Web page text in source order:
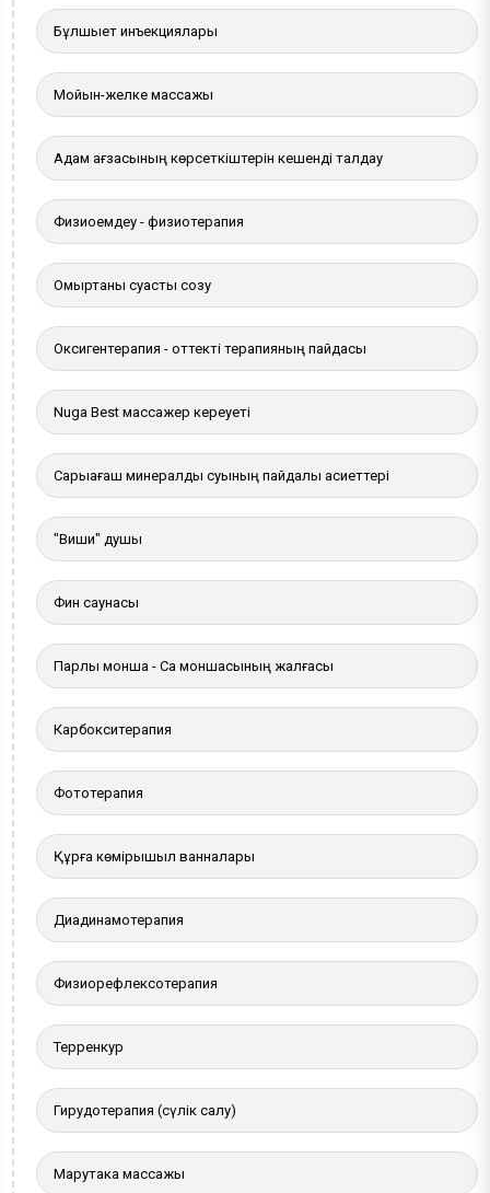
Бұлшықет инъекциялары
Мойын-желке массажы
Адам ағзасының көрсеткіштерін кешенді талдау
Физиоемдеу - физиотерапия
Омыртқаны суасты созу
Оксигентерапия - оттекті терапияның пайдасы
Nuga Best массажер кереуеті
Сарыағаш минералды суының пайдалы қасиеттері
"Виши" душы
Фин саунасы
Парлы монша - Сақ моншасының жалғасы
Карбокситерапия
Фототерапия
Құрғақ көмірқышқыл ванналары
Диадинамотерапия
Физиорефлексотерапия
Терренкур
Гирудотерапия (сүлік салу)
Марутака массажы